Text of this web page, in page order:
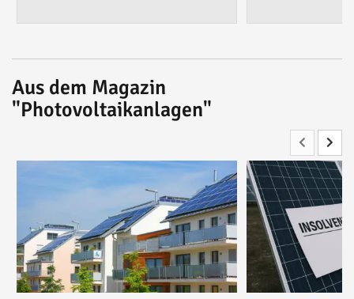
Aus dem Magazin
"Photovoltaikanlagen"